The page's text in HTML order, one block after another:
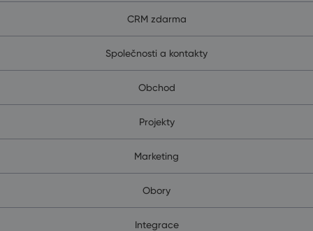
CRM zdarma
Společnosti a kontakty
Obchod
Projekty
Marketing
Obory
Integrace